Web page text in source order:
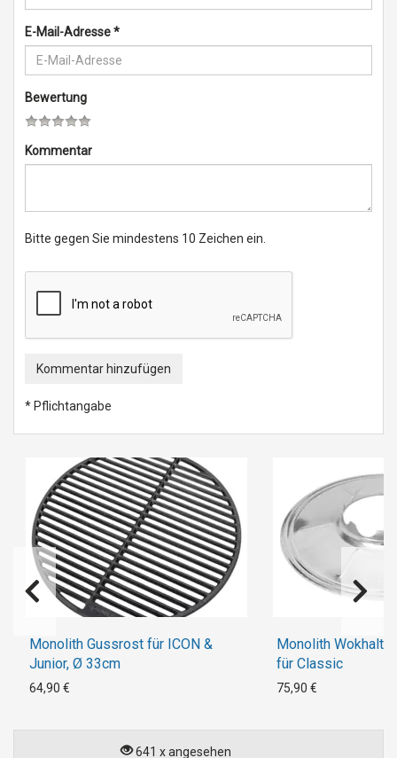
E-Mail-Adresse*
Bewertung
Kommentar
Bitte gegen Sie mindestens 10 Zeichen ein.
Kommentar hinzufügen
* Pflichtangabe
Monolith Gussrost für ICON &
Junior, Ø 33cm
64,90 €
Monolith
für Classic
75,90 €
641 x angesehen